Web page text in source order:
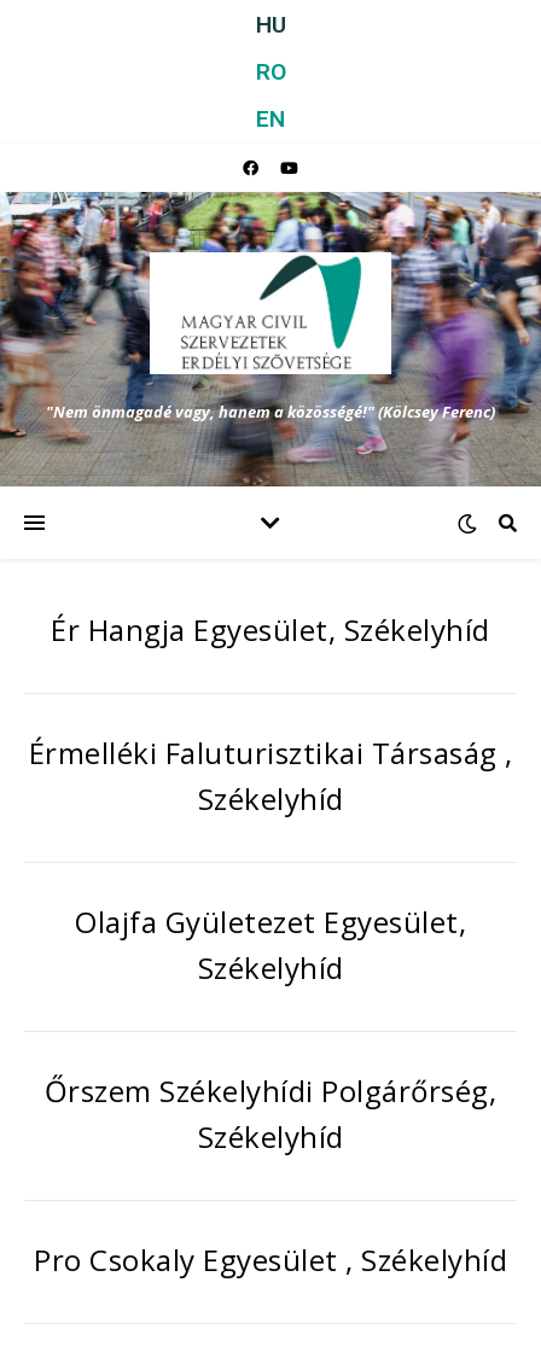
HU
RO
EN
"Nem önmagadé vagy, hanem a közösségé!" (Kölcsey Ferenc)
Ér Hangja Egyesület, Székelyhíd
Érmelléki Faluturisztikai Társaság ,
Székelyhíd
Olajfa Gyületezet Egyesület,
Székelyhíd
Őrszem Székelyhídi Polgárőrség,
Székelyhíd
Pro Csokaly Egyesület , Székelyhíd